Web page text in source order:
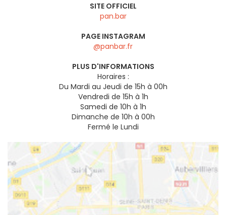
SITE OFFICIEL
pan.bar
PAGE INSTAGRAM
@panbar.fr
PLUS D'INFORMATIONS
Horaires :
Du Mardi au Jeudi de 15h à 00h
Vendredi de 15h à 1h
Samedi de 10h à 1h
Dimanche de 10h à 00h
Fermé le Lundi